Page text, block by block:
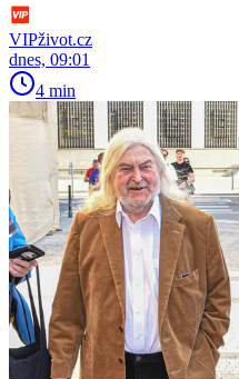
VIPživot.cz
dnes, 09:01
4 min